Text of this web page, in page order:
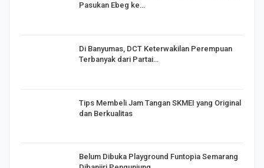
Pasukan Ebeg ke…
Di Banyumas, DCT Keterwakilan Perempuan
Terbanyak dari Partai…
Tips Membeli Jam Tangan SKMEI yang Original
dan Berkualitas
Belum Dibuka Playground Funtopia Semarang